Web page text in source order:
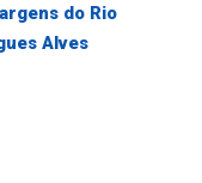
do Rio
Alves